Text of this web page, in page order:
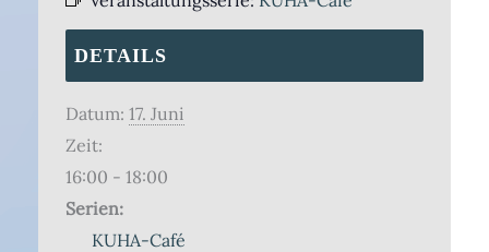
DETAILS
Datum: 17. Juni
Zeit:
16:00 - 18:00
Serien:
KUHA-Café